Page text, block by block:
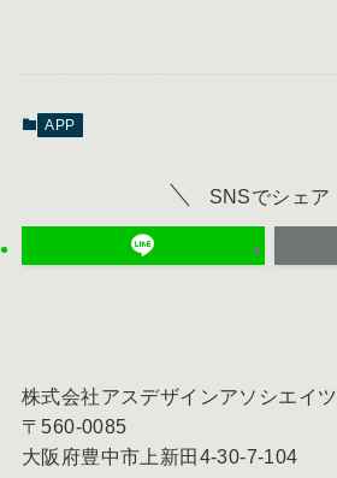
APP
SNSでシェア
株式会社アスデザインアソシエイツ
〒560-0085
大阪府豊中市上新田4-30-7-104